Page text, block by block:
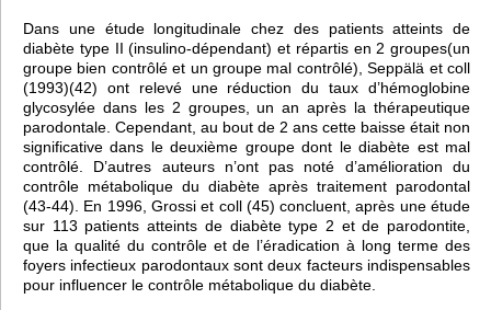
Dans une étude longitudinale chez des patients atteints de
diabète type II (insulino-dépendant) et répartis en 2 groupes(un
groupe bien contrôlé et un groupe mal contrôlé), Seppälä et coll
(1993)(42) ont relevé une réduction du taux d’hémoglobine
glycosylée dans les 2 groupes, un an après la thérapeutique
parodontale. Cependant, au bout de 2 ans cette baisse était non
significative dans le deuxième groupe dont le diabète est mal
contrôlé. D’autres auteurs n’ont pas noté d’amélioration du
contrôle métabolique du diabète après traitement parodontal
(43-44). En 1996, Grossi et coll (45) concluent, après une étude
sur 113 patients atteints de diabète type 2 et de parodontite,
que la qualité du contrôle et de l’éradication à long terme des
foyers infectieux parodontaux sont deux facteurs indispensables
pour influencer le contrôle métabolique du diabète.